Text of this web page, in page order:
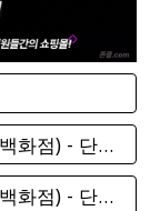
┼ミ존클서울방.comミ┼존클❤️‍🔥(취미백화점) - 단톡방
┼ミ존클부산방.comミ┼존클❤️‍🔥(취미백화점) - 단톡방